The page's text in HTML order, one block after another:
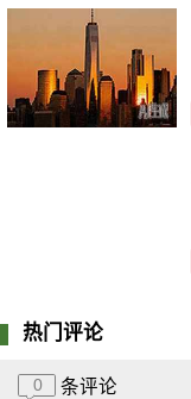
热门评论
0 条评论